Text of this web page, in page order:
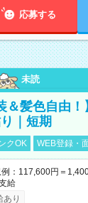
応募する
未読
＆髪色自由
｜短期
クOK WEB登録・
：117,600円＝
給
あり